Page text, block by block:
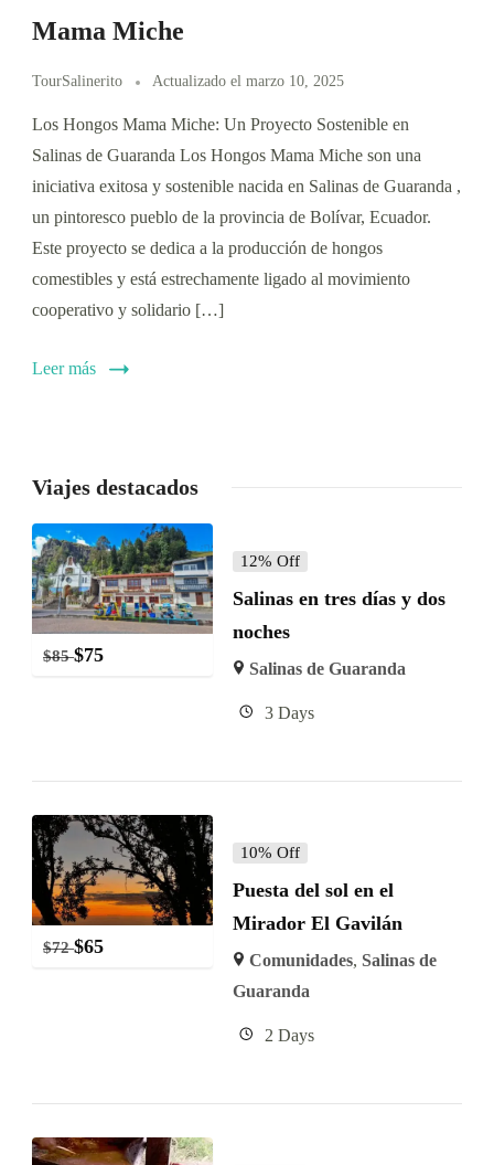
Mama Miche
TourSalinerito Actualizado el marzo 10, 2025
Los Hongos Mama Miche: Un Proyecto Sostenible en
Salinas de Guaranda Los Hongos Mama Miche son una
iniciativa exitosa y sostenible nacida en Salinas de Guaranda ,
un pintoresco pueblo de la provincia de Bolívar, Ecuador.
Este proyecto se dedica a la producción de hongos
comestibles y está estrechamente ligado al movimiento
cooperativo y solidario […]
Leer más
Viajes destacados
$85 $75
12% Off
Salinas en tres días y dos
noches
Salinas de Guaranda
3 Days
$72 $65
10% Off
Puesta del sol en el
Mirador El Gavilán
Comunidades, Salinas de
Guaranda
2 Days